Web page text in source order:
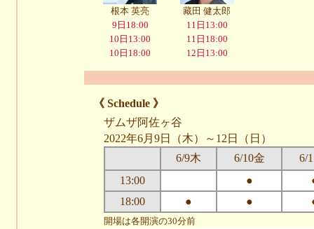
根本 英亮
9日18:00
10日13:00
10日18:00
藏田 健太郎
11日13:00
11日18:00
12日13:00
《 Schedule 》
ザムザ阿佐ヶ谷
2022年6月9日（木）～12日（日）
6/9木
6/10金
6/
13:00
●
18:00
● ●
開場は各開演の30分前